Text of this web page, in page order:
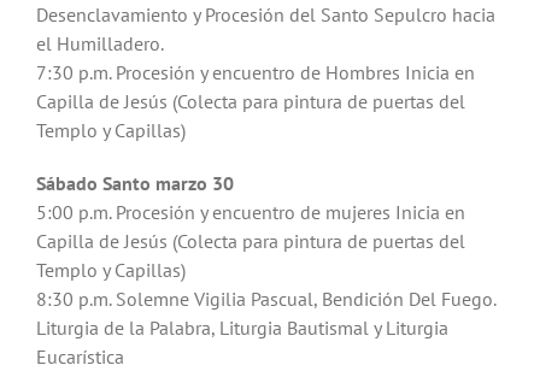
Desenclavamiento y Procesión del Santo Sepulcro hacia
el Humilladero.
7:30 p.m. Procesión y encuentro de Hombres Inicia en
Capilla de Jesús (Colecta para pintura de puertas del
Templo y Capillas)
Sábado Santo marzo 30
5:00 p.m. Procesión y encuentro de mujeres Inicia en
Capilla de Jesús (Colecta para pintura de puertas del
Templo y Capillas)
8:30 p.m. Solemne Vigilia Pascual, Bendición Del Fuego.
Liturgia de la Palabra, Liturgia Bautismal y Liturgia
Eucarística